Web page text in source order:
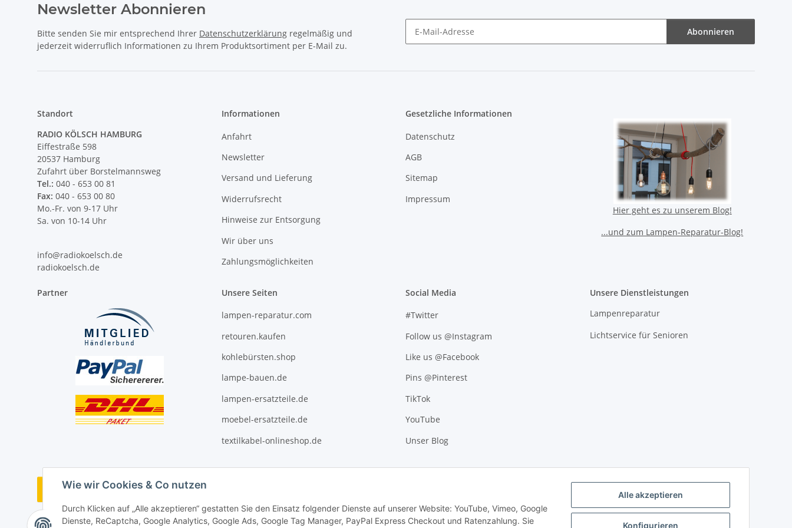
Alle akzeptieren
Konfigurieren
Wie wir Cookies & Co nutzen
Durch Klicken auf „Alle akzeptieren“ gestatten Sie den Einsatz folgender Dienste auf unserer Website: YouTube, Vimeo, Google
Dienste, ReCaptcha, Google Analytics, Google Ads, Google Tag Manager, PayPal Express Checkout und Ratenzahlung. Sie
Newsletter Abonnieren
Bitte senden Sie mir entsprechend Ihrer Datenschutzerklärung regelmäßig und
jederzeit widerruflich Informationen zu Ihrem Produktsortiment per E-Mail zu.
Abonnieren
Standort
RADIO KÖLSCH HAMBURG
Eiffestraße 598
20537 Hamburg
Zufahrt über Borstelmannsweg
Tel.: 040 - 653 00 81
Fax: 040 - 653 00 80
Mo.-Fr. von 9-17 Uhr
Sa. von 10-14 Uhr
info@radiokoelsch.de
radiokoelsch.de
Informationen
Anfahrt
Newsletter
Versand und Lieferung
Widerrufsrecht
Hinweise zur Entsorgung
Wir über uns
Zahlungsmöglichkeiten
Gesetzliche Informationen
Datenschutz
AGB
Sitemap
Impressum
Hier geht es zu unserem Blog!
...und zum Lampen-Reparatur-Blog!
Partner Unsere Seiten
lampen-reparatur.com
retouren.kaufen
kohlebürsten.shop
lampe-bauen.de
lampen-ersatzteile.de
moebel-ersatzteile.de
textilkabel-onlineshop.de
Social Media
#Twitter
Follow us @Instagram
Like us @Facebook
Pins @Pinterest
TikTok
YouTube
Unser Blog
Unsere Dienstleistungen
Lampenreparatur
Lichtservice für Senioren
Vertrag widerrufen